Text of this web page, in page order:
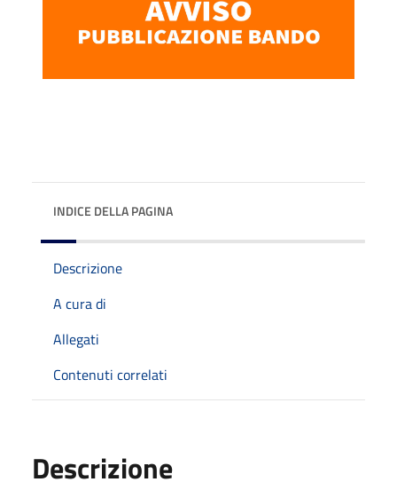
INDICE DELLA PAGINA
Descrizione
A cura di
Allegati
Contenuti correlati
Descrizione